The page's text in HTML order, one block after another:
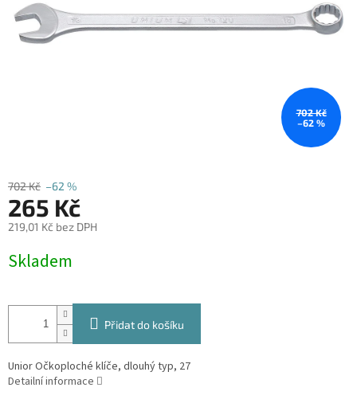
702 Kč
–62 %
702 Kč –62 %
265 Kč
219,01 Kč bez DPH
cena:
Skladem
Přidat do košíku
Unior Očkoploché klíče, dlouhý typ, 27
Detailní informace